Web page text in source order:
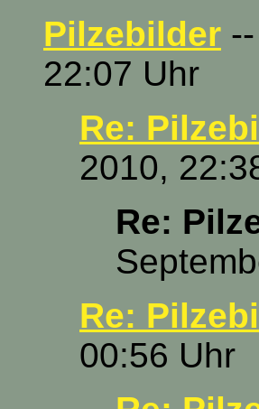
Pilzebilder
22:07 Uhr
Re:
2010,
Re:
Re:
00:56 Uhr